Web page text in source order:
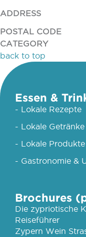
ADDRESS
POSTAL CODE
CATEGORY
back to top
Essen &
- Lokale Rezepte
- Lokale Getränke
- Lokale Produkte
- Gastronomie &
Brochures
Die zypriotische
Reiseführer
Zypern Wein